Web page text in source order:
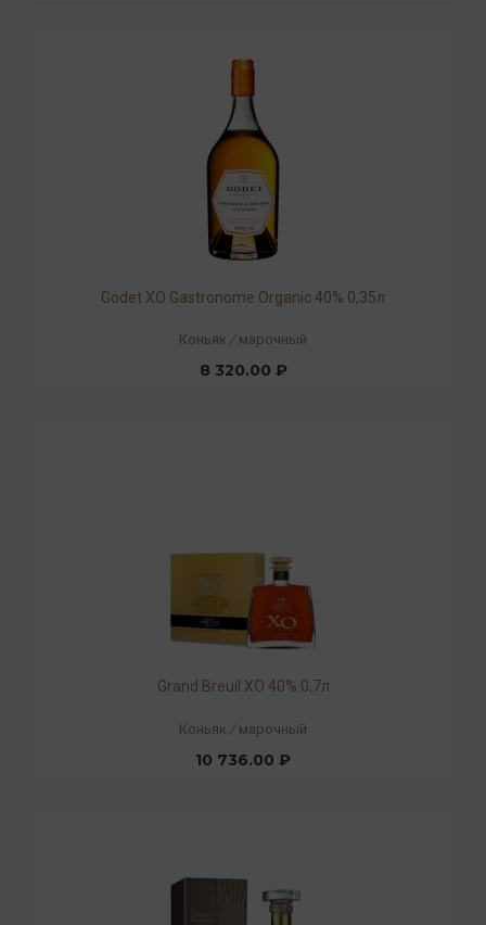
Godet ХO Gastronome Organic 40% 0,35л
Коньяк / марочный
8 320.00 ₽
Grand Breuil XO 40% 0,7л
Коньяк / марочный
10 736.00 ₽